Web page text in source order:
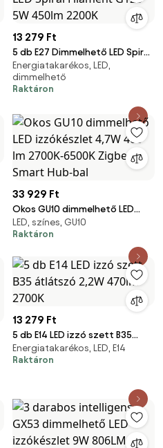
13 279 Ft
5 db E27 Dimmelhető LED Spirál
Filament G125 5W 450lm 2200K
Energiatakarékos, LED,
dimmelhető
Raktáron
33 929 Ft
Okos GU10 dimmelhető LED
izzókészlet 4,7W 400 lm
2700K-6500K Zigbee Smart
LED, színes, GU10
Raktáron
13 279 Ft
5 db E14 LED izzó szett B35
átlátszó 2,2W 470lm 2700K
Energiatakarékos, LED, E14
Raktáron